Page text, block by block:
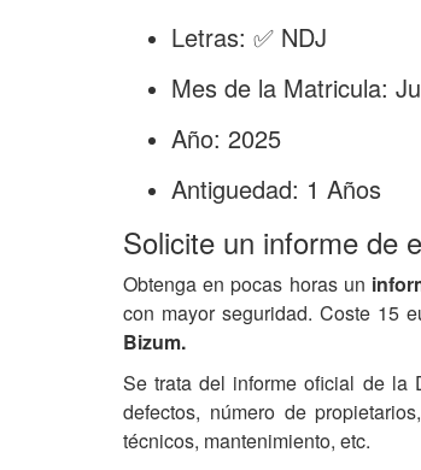
Letras: ✅ NDJ
Mes de la Matricula:
Año: 2025
Antiguedad: 1 Años
Solicite un informe de
Obtenga en pocas horas un
con mayor seguridad. Coste 15
Bizum.
Se trata del informe oficial de la
defectos, número de
técnicos, mantenimiento, etc.